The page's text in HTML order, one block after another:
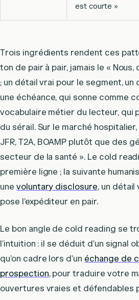
est courte »
Trois ingrédients rendent ces
ton de pair à pair, jamais le «
; un détail vrai pour le segment, un
une échéance, qui sonne comme
vocabulaire métier du lecteur, qui
du sérail. Sur le marché hospitalier,
JFR, T2A, BOAMP plutôt que des
secteur de la santé ». Le cold
première ligne ; la suivante
une voluntary disclosure, un détail
pose l’expéditeur en pair.
Le bon angle de cold reading se
l’intuition : il se déduit d’un signal
qu’on cadre lors d’un échange de
prospection, pour traduire votre
ouvertures vraies et défendables